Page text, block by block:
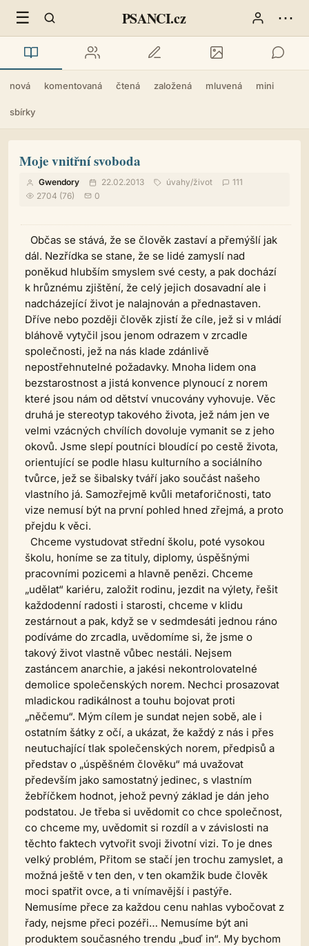
☰ PSANCI.cz ⋯
nová komentovaná čtená založená mluvená mini
sbírky
Moje vnitřní svoboda
Gwendory 22.02.2013 úvahy/život
111
2704 (76)
0
Občas se stává, že se člověk zastaví a přemýšlí jak
dál. Nezřídka se stane, že se lidé zamyslí nad
poněkud hlubším smyslem své cesty, a pak dochází
k hrůznému zjištění, že celý jejich dosavadní ale i
nadcházející život je nalajnován a přednastaven.
Dříve nebo později člověk zjistí že cíle, jež si v mládí
bláhově vytyčil jsou jenom odrazem v zrcadle
společnosti, jež na nás klade zdánlivě
nepostřehnutelné požadavky. Mnoha lidem ona
bezstarostnost a jistá konvence plynoucí z norem
které jsou nám od dětství vnucovány vyhovuje. Věc
druhá je stereotyp takového života, jež nám jen ve
velmi vzácných chvílích dovoluje vymanit se z jeho
okovů. Jsme slepí poutníci bloudící po cestě života,
orientující se podle hlasu kulturního a sociálního
tvůrce, jež se šibalsky tváří jako součást našeho
vlastního já. Samozřejmě kvůli metaforičnosti, tato
vize nemusí být na první pohled hned zřejmá, a proto
přejdu k věci.
Chceme vystudovat střední školu, poté vysokou
školu, honíme se za tituly, diplomy, úspěšnými
pracovními pozicemi a hlavně penězi. Chceme
„udělat“ kariéru, založit rodinu, jezdit na výlety, řešit
každodenní radosti i starosti, chceme v klidu
zestárnout a pak, když se v sedmdesáti jednou ráno
podíváme do zrcadla, uvědomíme si, že jsme o
takový život vlastně vůbec nestáli. Nejsem
zastáncem anarchie, a jakési nekontrolovatelné
demolice společenských norem. Nechci prosazovat
mladickou radikálnost a touhu bojovat proti
„něčemu“. Mým cílem je sundat nejen sobě, ale i
ostatním šátky z očí, a ukázat, že každý z nás i přes
neutuchající tlak společenských norem, předpisů a
představ o „úspěšném člověku“ má uvažovat
především jako samostatný jedinec, s vlastním
žebříčkem hodnot, jehož pevný základ je dán jeho
podstatou. Je třeba si uvědomit co chce společnost,
co chceme my, uvědomit si rozdíl a v závislosti na
těchto faktech vytvořit svoji životní vizi. To je dnes
velký problém, Přitom se stačí jen trochu zamyslet, a
možná ještě v ten den, v ten okamžik bude člověk
moci spatřit ovce, a ti vnímavější i pastýře.
Nemusíme přece za každou cenu nahlas vybočovat z
řady, nejsme přeci pozéři… Nemusíme být ani
produktem současného trendu „buď in“. My bychom